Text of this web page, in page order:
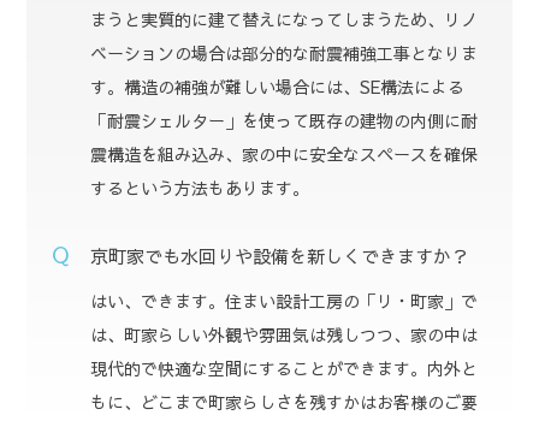
まうと実質的に建て替えになってしまうため、リノ
ベーションの場合は部分的な耐震補強工事となりま
す。構造の補強が難しい場合には、SE構法による
「耐震シェルター」を使って既存の建物の内側に耐
震構造を組み込み、家の中に安全なスペースを確保
するという方法もあります。
京町家でも水回りや設備を新しくできますか？
はい、できます。住まい設計工房の「リ・町家」で
は、町家らしい外観や雰囲気は残しつつ、家の中は
現代的で快適な空間にすることができます。内外と
もに、どこまで町家らしさを残すかはお客様のご要